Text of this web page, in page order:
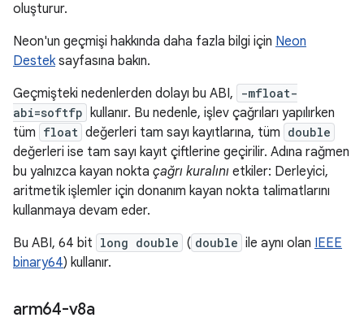
oluşturur.
Neon'un geçmişi hakkında daha fazla bilgi için Neon
Desteksayfasına bakın.
Geçmişteki nedenlerden dolayı bu ABI,
-mfloat-
abi=softfp kullanır. Bu nedenle, işlev çağrıları yapılırken
tüm float değerleri tam sayı kayıtlarına, tüm double
değerleri ise tam sayı kayıt çiftlerine geçirilir. Adına rağmen
bu yalnızca kayan nokta çağrı kuralını etkiler: Derleyici,
aritmetik işlemler için donanım kayan nokta talimatlarını
kullanmaya devam eder.
Bu ABI, 64 bit long double ( double ile aynı olan IEEE
binary64) kullanır.
arm64-v8a